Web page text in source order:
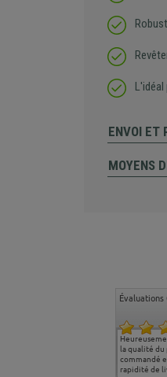
ENVOI ET
MOYENS
Évaluations
la qualité
commandé
rapidité de